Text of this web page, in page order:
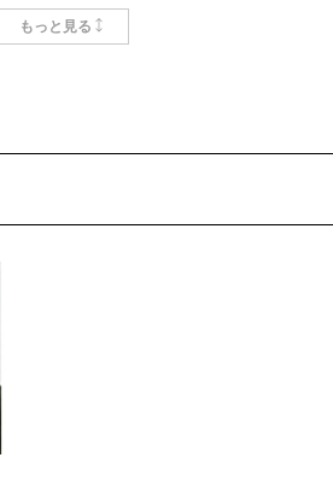
賢治の後輩にあたり、彼の生涯
が理想とする人物像を描いてい
と思います。「サウイフモノ
」と締めくくった時、彼の胸の
か……。
津波の年に生まれ、同じく昭
なった宮澤賢治。そして期せず
もっと見る